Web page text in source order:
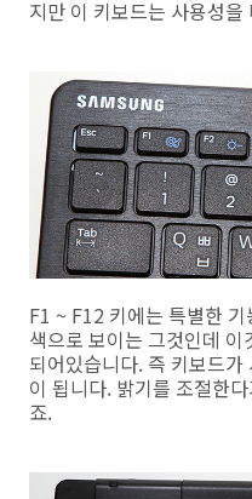
지만 이 키보드는 사용성
F1 ~ F12 키에는 특별한
색으로 보이는 그것인데
되어있습니다. 즉 키보드
이 됩니다. 밝기를 조절한
죠.